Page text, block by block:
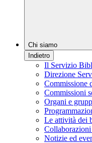
Chi siamo
Indietro
Il Servizio
Direzione
Commissione
Commissioni
Organi e
Le attività dei
Collaborazioni
Notizie ed